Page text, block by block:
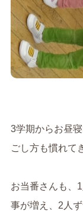
3学期からお昼
ごし方も慣れて
お当番さんも、
事が増え、2人